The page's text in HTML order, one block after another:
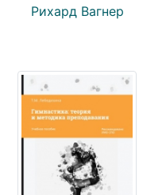
Рихард Вагнер